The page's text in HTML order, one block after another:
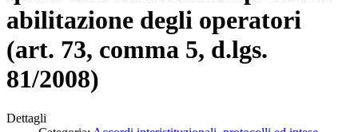
abilitazione degli operatori
(art. 73, comma 5, d.lgs.
81/2008)
Dettagli